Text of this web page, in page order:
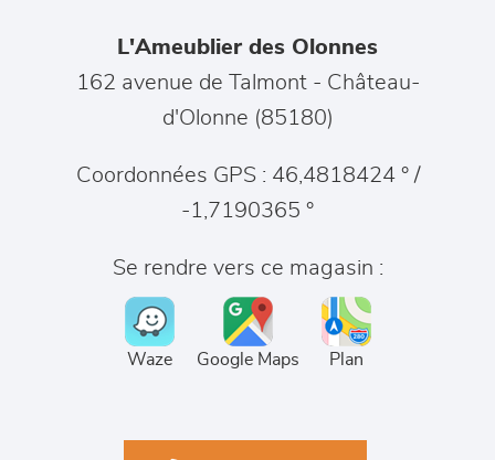
décoration
L'Ameublier des Olonnes
162 avenue de Talmont - Château-
d'Olonne (85180)
Coordonnées GPS : 46,4818424 ° /
-1,7190365 °
Se rendre vers ce magasin :
Waze Google Maps Plan